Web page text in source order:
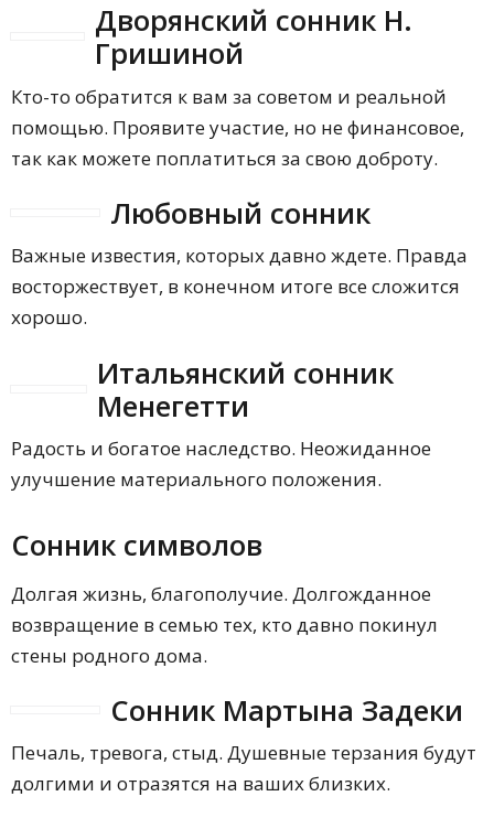
Дворянский сонник Н.
Гришиной
Кто-то обратится к вам за советом и реальной
помощью. Проявите участие, но не финансовое,
так как можете поплатиться за свою доброту.
Любовный сонник
Важные известия, которых давно ждете. Правда
восторжествует, в конечном итоге все сложится
хорошо.
Итальянский сонник
Менегетти
Радость и богатое наследство. Неожиданное
улучшение материального положения.
Сонник символов
Долгая жизнь, благополучие. Долгожданное
возвращение в семью тех, кто давно покинул
стены родного дома.
Сонник Мартына Задеки
Печаль, тревога, стыд. Душевные терзания будут
долгими и отразятся на ваших близких.